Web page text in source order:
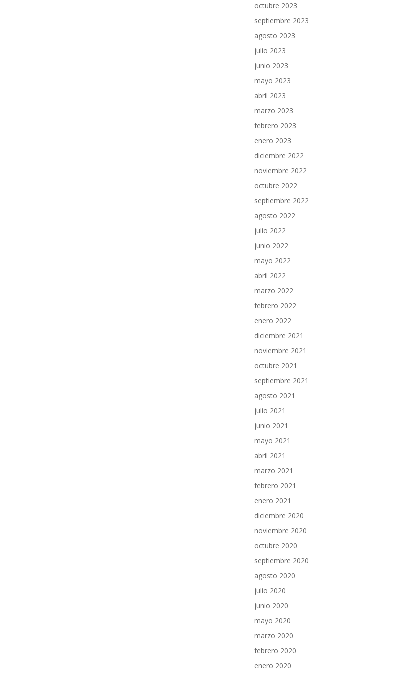
octubre 2023
septiembre 2023
agosto 2023
julio 2023
junio 2023
mayo 2023
abril 2023
marzo 2023
febrero 2023
enero 2023
diciembre 2022
noviembre 2022
octubre 2022
septiembre 2022
agosto 2022
julio 2022
junio 2022
mayo 2022
abril 2022
marzo 2022
febrero 2022
enero 2022
diciembre 2021
noviembre 2021
octubre 2021
septiembre 2021
agosto 2021
julio 2021
junio 2021
mayo 2021
abril 2021
marzo 2021
febrero 2021
enero 2021
diciembre 2020
noviembre 2020
octubre 2020
septiembre 2020
agosto 2020
julio 2020
junio 2020
mayo 2020
marzo 2020
febrero 2020
enero 2020